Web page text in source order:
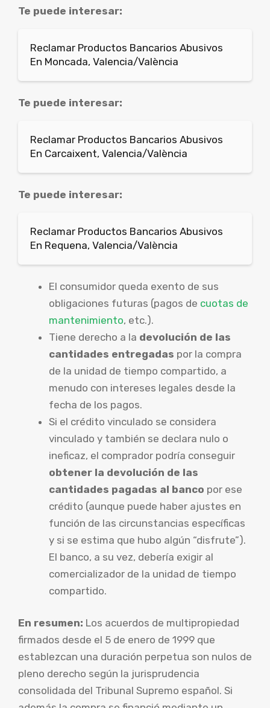
Te puede interesar:
Reclamar Productos Bancarios Abusivos
En Moncada, Valencia/València
Te puede interesar:
Reclamar Productos Bancarios Abusivos
En Carcaixent, Valencia/València
Te puede interesar:
Reclamar Productos Bancarios Abusivos
En Requena, Valencia/València
El consumidor queda exento de sus
obligaciones futuras (pagos de cuotas de
mantenimiento, etc.).
Tiene derecho a la devolución de las
cantidades entregadas por la compra
de la unidad de tiempo compartido, a
menudo con intereses legales desde la
fecha de los pagos.
Si el crédito vinculado se considera
vinculado y también se declara nulo o
ineficaz, el comprador podría conseguir
obtener la devolución de las
cantidades pagadas al banco por ese
crédito (aunque puede haber ajustes en
función de las circunstancias específicas
y si se estima que hubo algún “disfrute”).
El banco, a su vez, debería exigir al
comercializador de la unidad de tiempo
compartido.
En resumen: Los acuerdos de multipropiedad
firmados desde el 5 de enero de 1999 que
establezcan una duración perpetua son nulos de
pleno derecho según la jurisprudencia
consolidada del Tribunal Supremo español. Si